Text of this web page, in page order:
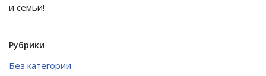
и семьи!
Рубрики
Без категории